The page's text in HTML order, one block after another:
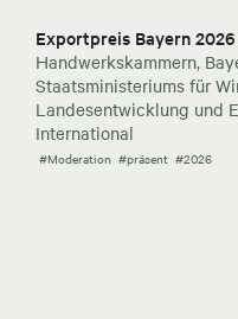
Exportpreis Bayern 2026
Handwerkskammern,
Staatsministeriums für
Landesentwicklung und
International
#Moderation #präsent #2026